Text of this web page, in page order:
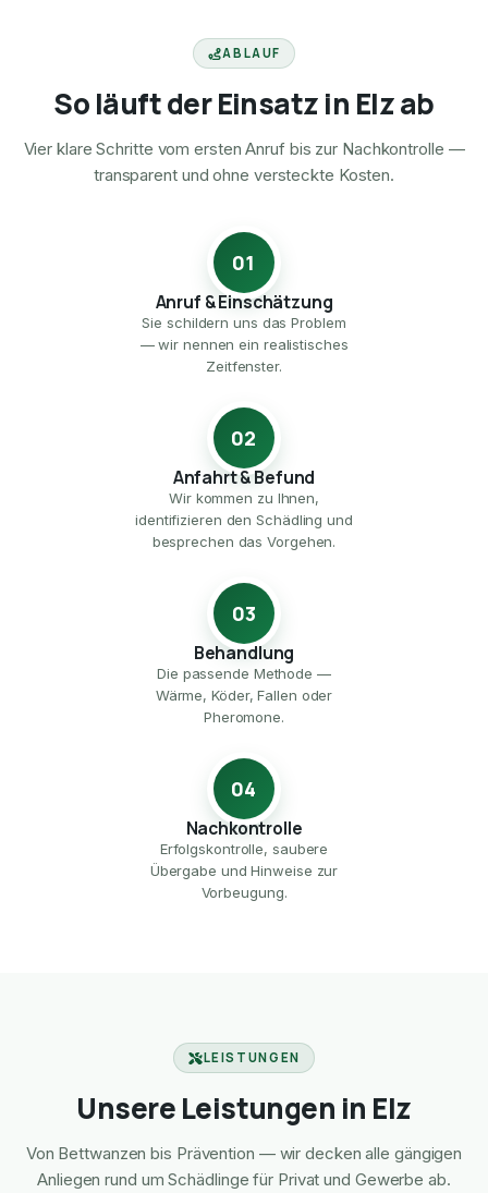
ABLAUF
So läuft der Einsatz in Elz ab
Vier klare Schritte vom ersten Anruf bis zur Nachkontrolle —
transparent und ohne versteckte Kosten.
01
Anruf & Einschätzung
Sie schildern uns das Problem
— wir nennen ein realistisches
Zeitfenster.
02
Anfahrt & Befund
Wir kommen zu Ihnen,
identifizieren den Schädling und
besprechen das Vorgehen.
03
Behandlung
Die passende Methode —
Wärme, Köder, Fallen oder
Pheromone.
04
Nachkontrolle
Erfolgskontrolle, saubere
Übergabe und Hinweise zur
Vorbeugung.
LEISTUNGEN
Unsere Leistungen in Elz
Von Bettwanzen bis Prävention — wir decken alle gängigen
Anliegen rund um Schädlinge für Privat und Gewerbe ab.